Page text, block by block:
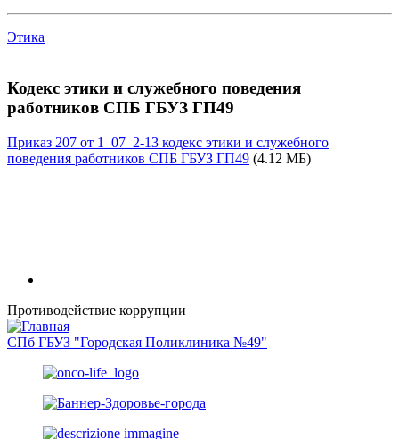
Этика
Кодекс этики и служебного поведения
работников СПБ ГБУЗ ГП49
Приказ 207 от 1_07_2-13 кодекс этики и служебного
поведения работников СПБ ГБУЗ ГП49 (4.12 МБ)
Противодействие коррупции
СПб ГБУЗ "Городская Поликлиника №49"